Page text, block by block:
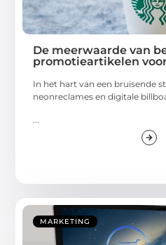
De meerwaarde van
promotieartikelen
In het hart van een bruisende
neonreclames en digitale
MARKETING